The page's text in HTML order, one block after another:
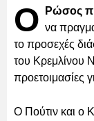
Ο Ρώσος
να
το προσεχές
του Κρεμλίνου
προετοιμασίες
Ο Πούτιν και ο